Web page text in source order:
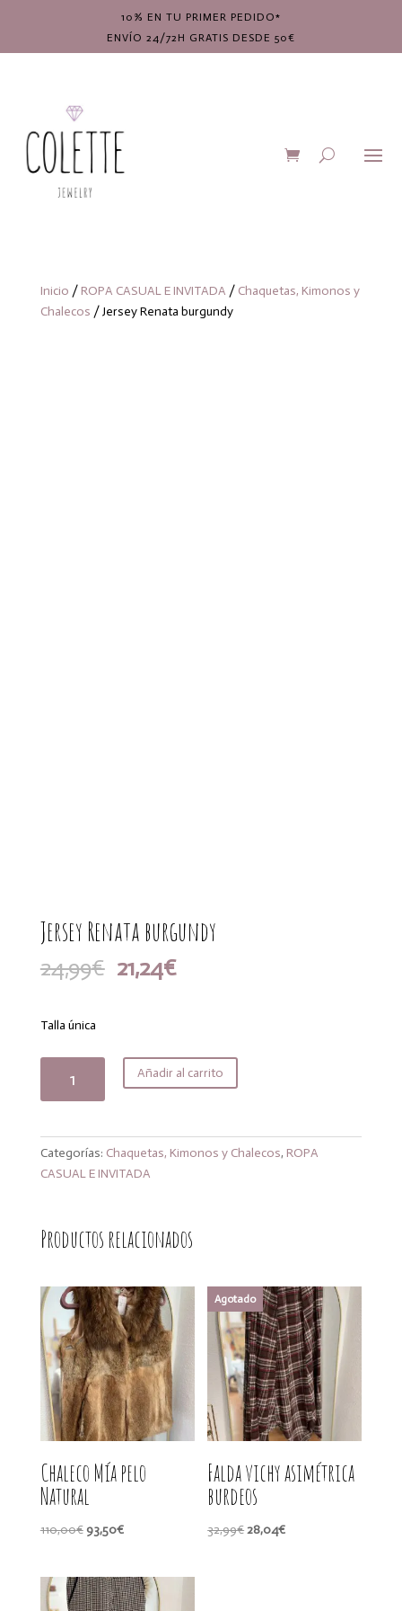
10% EN TU PRIMER PEDIDO*
ENVÍO 24/72H GRATIS DESDE 50€
Inicio / ROPA CASUAL E INVITADA / Chaquetas, Kimonos y
Chalecos / Jersey Renata burgundy
Jersey Renata burgundy
24,99€ El
precio
21,24€El
Talla única
Renata
Añadir al carrito
Categorías: Chaquetas, Kimonos y Chalecos, ROPA
CASUAL E INVITADA
Productos relacionados
Chaleco Mía pelo
Natural
110,00€ El
era:
93,50€El
es:
Falda vichy asimétrica
burdeos
32,99€ El
28,04€El